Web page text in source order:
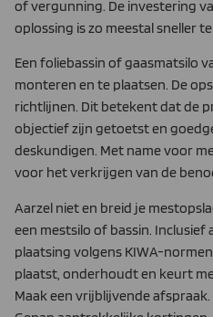
of vergunning. De investering
oplossing is zo meestal sneller
Een foliebassin of gaasmatsilo
monteren en te plaatsen. De
richtlijnen. Dit betekent dat de
objectief zijn getoetst en
deskundigen. Met name voor
voor het verkrijgen van de
Aarzel niet en breid je
een mestsilo of bassin.
plaatsing volgens KIWA-
plaatst, onderhoudt en keurt
Maak een vrijblijvende